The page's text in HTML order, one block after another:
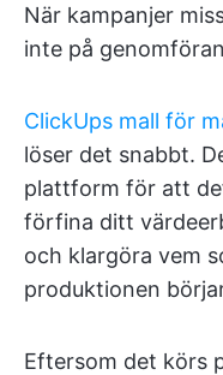
När kampanjer
inte på
ClickUps mall för
löser det snabbt.
plattform för att
förfina ditt
och klargöra vem
produktionen
Eftersom det körs